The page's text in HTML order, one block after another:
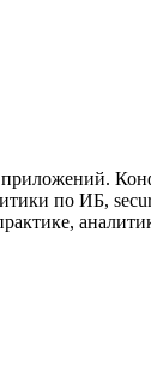
по ИБ,